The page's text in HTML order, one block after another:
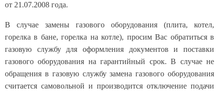
от 21.07.2008 года.
В случае замены газового оборудования (плита, котел,
горелка в бане, горелка на котле), просим Вас обратиться в
газовую службу для оформления документов и поставки
газового оборудования на гарантийный срок. В случае не
обращения в газовую службу замена газового оборудования
считается самовольной и производится отключение подачи